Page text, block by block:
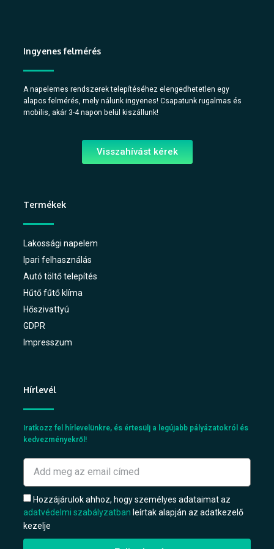
Ingyenes felmérés
A napelemes rendszerek telepítéséhez elengedhetetlen egy
alapos felmérés, mely nálunk ingyenes! Csapatunk rugalmas és
mobilis, akár 3-4 napon belül kiszállunk!
Visszahívást kérek
Termékek
Lakossági napelem
Ipari felhasználás
Autó töltő telepítés
Hűtő fűtő klíma
Hőszivattyú
GDPR
Impresszum
Hírlevél
Iratkozz fel hírlevelünkre, és értesülj a legújabb pályázatokról és
kedvezményekről!
Hozzájárulok ahhoz, hogy személyes adataimat az
adatvédelmi szabályzatban leírtak alapján az adatkezelő
kezelje